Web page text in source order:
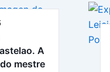
A
mestre